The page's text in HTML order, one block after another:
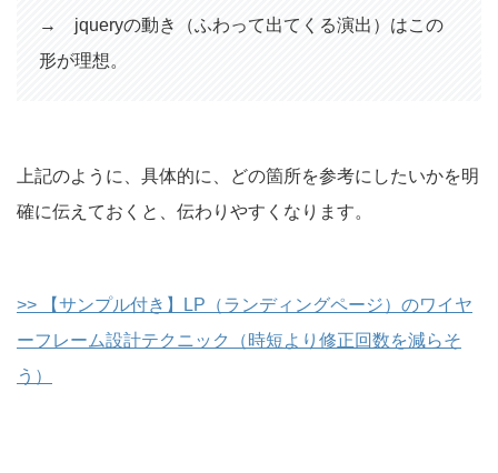
→ jqueryの動き（ふわって出てくる演出）はこの
形が理想。
上記のように、具体的に、どの箇所を参考にしたいかを明
確に伝えておくと、伝わりやすくなります。
>> 【サンプル付き】LP（ランディングページ）のワイヤ
ーフレーム設計テクニック（時短より修正回数を減らそ
う）